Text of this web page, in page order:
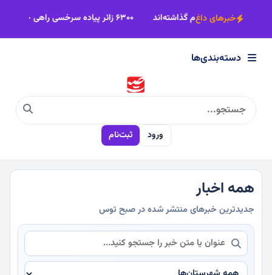
دسته‌بندی‌ها
سیاسی
اجتماعی
فرهنگی
ورزشی
خبرهای داغ
به عشق امام‌رضا(ع) درمسیر جاده عاشقی قدم گذاشته‌اند ۶۳۰۰ زائر پیاده سرخسی راهی حرم یار می‌شوند
دسته‌بندی‌ها
ورود ثبت‌نام
همه اخبار
جدیدترین خبرهای منتشر شده در صبح توس